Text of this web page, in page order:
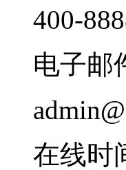
400-
电子邮
在线时